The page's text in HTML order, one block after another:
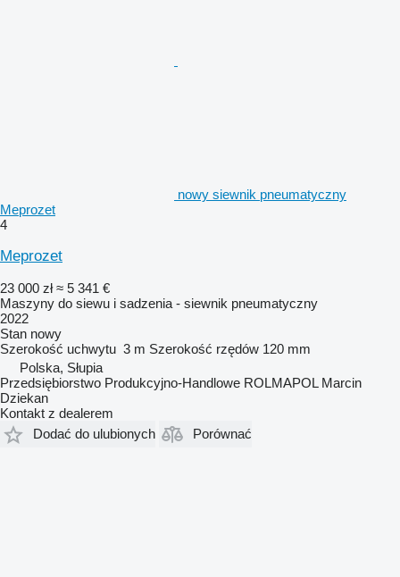
nowy siewnik pneumatyczny
Meprozet
4
Meprozet
23 000 zł ≈ 5 341 €
Maszyny do siewu i sadzenia - siewnik pneumatyczny
2022
Stan nowy
Szerokość uchwytu 3 m Szerokość rzędów 120 mm
Polska, Słupia
Przedsiębiorstwo Produkcyjno-Handlowe ROLMAPOL Marcin
Dziekan
Kontakt z dealerem
Dodać do ulubionych
Porównać